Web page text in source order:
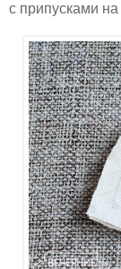
с припусками